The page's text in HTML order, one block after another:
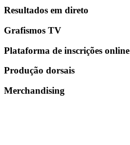
Resultados em direto
Grafismos TV
Plataforma de inscrições online
Produção dorsais
Merchandising